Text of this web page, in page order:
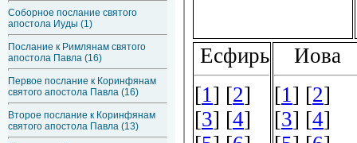
Соборное послание святого
апостола Иуды (1)
Послание к Римлянам святого
апостола Павла (16)
Первое послание к Коринфянам
святого апостола Павла (16)
Второе послание к Коринфянам
святого апостола Павла (13)